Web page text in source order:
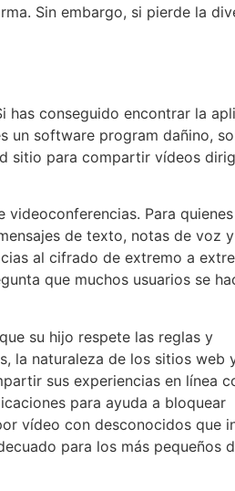
Sin embargo, si pierde la
has conseguido encontrar la
un software program dañino,
sitio para compartir vídeos
Para
de texto, notas de voz y
al cifrado de extremo a
que muchos usuarios se
su hijo respete las reglas y
la naturaleza de los sitios web
sus experiencias en línea
para ayuda a bloquear
vídeo con desconocidos que
para los más pequeños